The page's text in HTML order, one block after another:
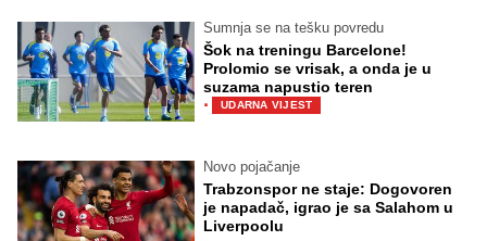
Sumnja se na tešku povredu
Šok na treningu Barcelone!
Prolomio se vrisak, a onda je u
suzama napustio teren
· UDARNA VIJEST
Novo pojačanje
Trabzonspor ne staje: Dogovoren
je napadač, igrao je sa Salahom u
Liverpoolu